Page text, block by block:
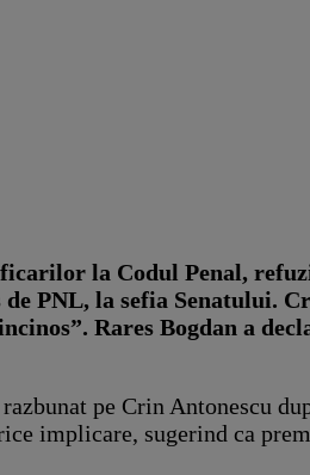
la Codul Penal,
PNL, la sefia Senatului.
Rares Bogdan a
pe Crin Antonescu
implicare, sugerind ca